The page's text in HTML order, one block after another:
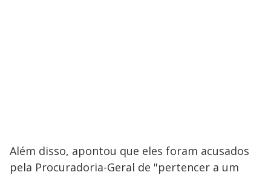
Além disso, apontou que eles foram acusados ​​
pela Procuradoria-Geral de "pertencer a um